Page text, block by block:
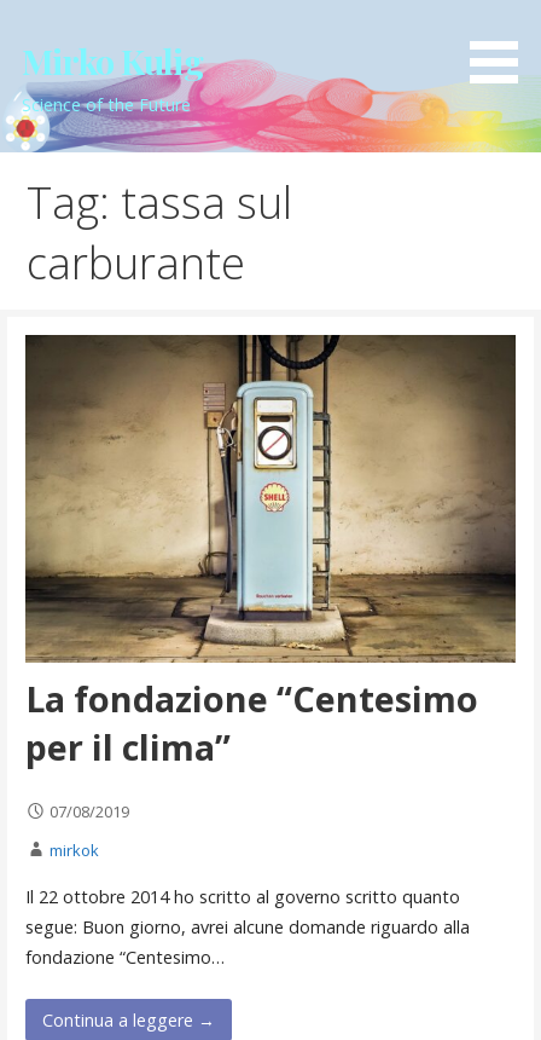
contenuto
Mirko Kulig
Science of the Future
Tag: tassa sul
carburante
La fondazione “Centesimo
per il clima”
07/08/2019
mirkok
Il 22 ottobre 2014 ho scritto al governo scritto quanto
segue: Buon giorno, avrei alcune domande riguardo alla
fondazione “Centesimo…
Continua a leggere →